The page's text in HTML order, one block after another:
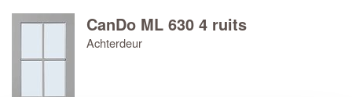
CanDo ML 630 4 ruits
Achterdeur